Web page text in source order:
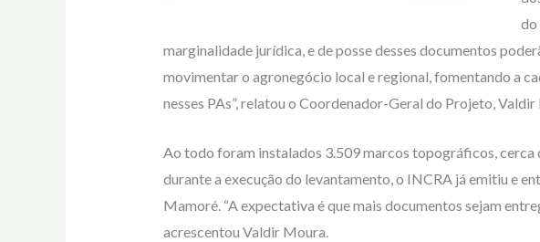
do
marginalidade jurídica, e de posse desses documentos
movimentar o agronegócio local e regional, fomentando a
nesses PAs”, relatou o Coordenador-Geral do Projeto, Valdir
Ao todo foram instalados 3.509 marcos topográficos, cerca
durante a execução do levantamento, o INCRA já emitiu e
Mamoré. “A expectativa é que mais documentos sejam
acrescentou Valdir Moura.